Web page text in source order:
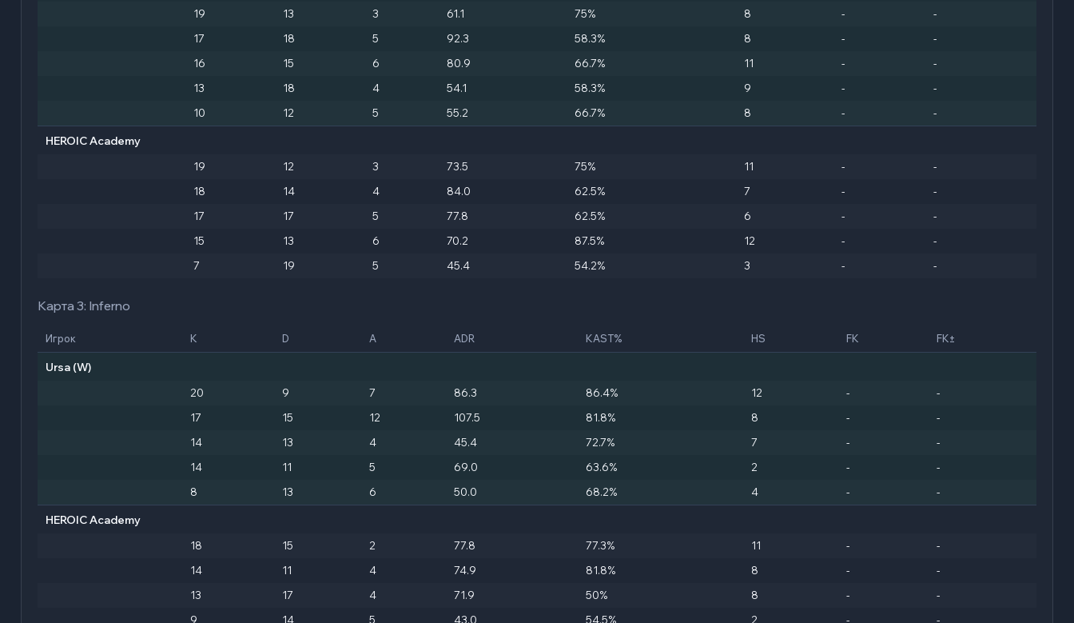
19 13 3 61.1 75% 8 -
-
17
18 5 92.3 58.3% 8 -
-
16
15 6 80.9 66.7% 11 -
-
13
18 4 54.1 58.3% 9 -
-
10
12 5 55.2 66.7% 8 - -
HEROIC Academy
19 12 3 73.5 75% 11 -
-
18
14 4 84.0 62.5% 7 -
-
17
17 5 77.8 62.5% 6 -
-
15
13 6 70.2 87.5% 12 -
-
7
19 5 45.4 54.2% 3 - -
Карта 3: Inferno
Игрок K D A ADR KAST% HS FK FK±
Ursa (W)
20 9 7 86.3 86.4% 12 -
-
17
15 12 107.5 81.8% 8 -
-
14
13 4 45.4 72.7% 7 -
-
14
11 5 69.0 63.6% 2 -
-
8
13 6 50.0 68.2% 4 - -
HEROIC Academy
18 15 2 77.8 77.3% 11 -
-
14
11 4 74.9 81.8% 8 -
-
13
17 4 71.9 50% 8 -
-
9
14 5 43.0 54.5% 2 -
-